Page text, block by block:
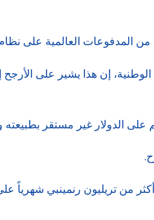
المدفوعات العالمية على
إن هذا يشير على
الدولار غير مستقر